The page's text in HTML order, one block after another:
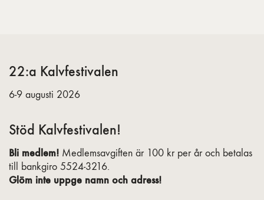
22:a Kalvfestivalen
6-9 augusti 2026
Stöd Kalvfestivalen!
Bli medlem! Medlemsavgiften är 100 kr per år och betalas
till bankgiro 5524-3216.
Glöm inte uppge namn och adress!